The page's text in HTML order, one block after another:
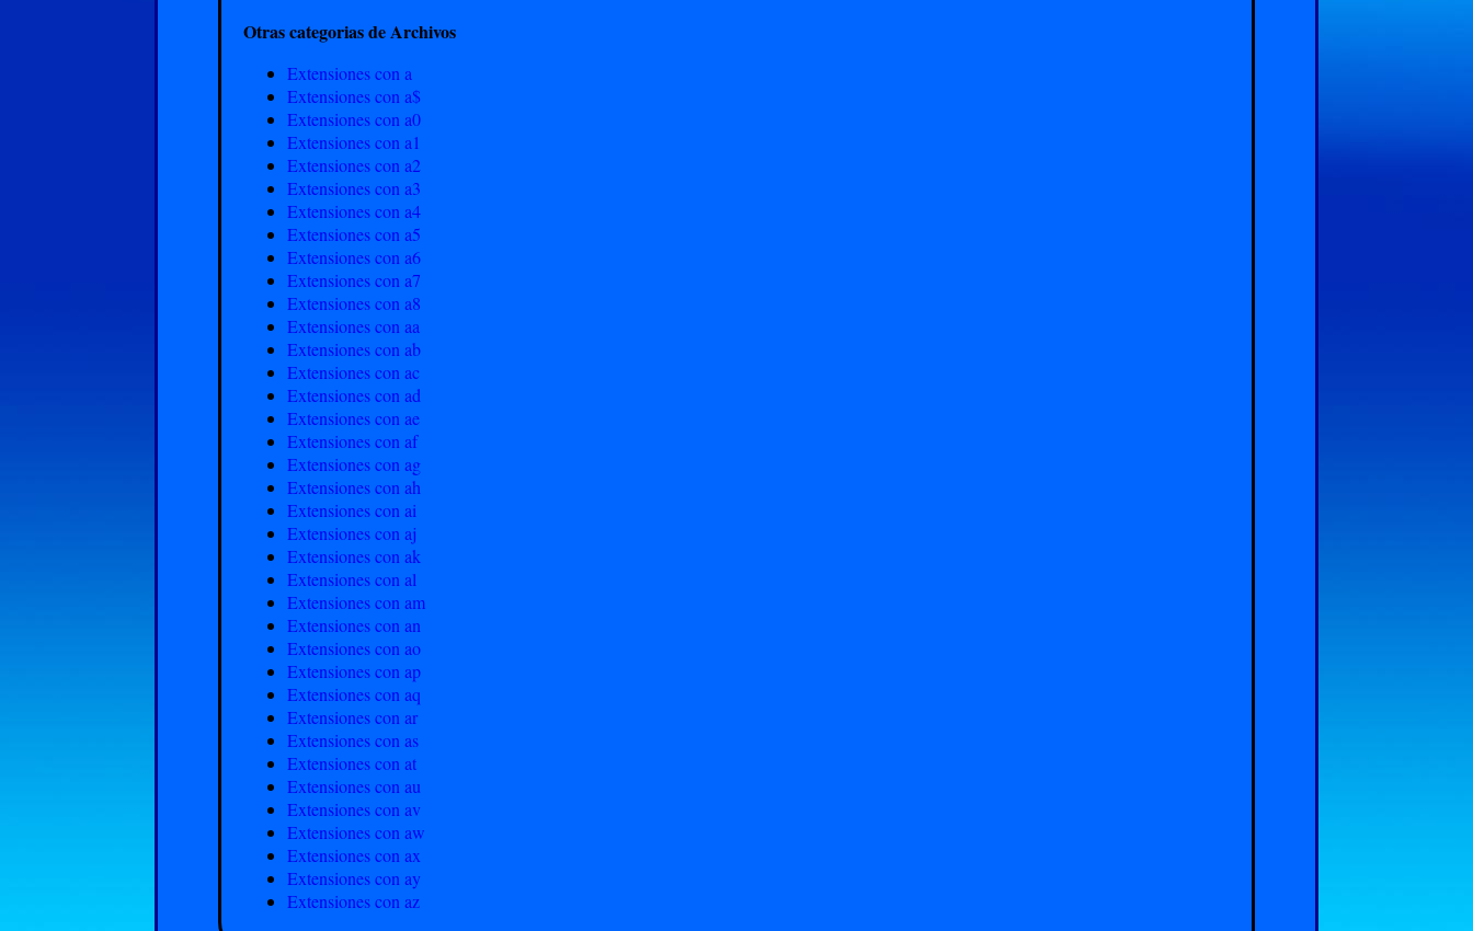
Otras categorias de Archivos
Extensiones con a
Extensiones con a$
Extensiones con a0
Extensiones con a1
Extensiones con a2
Extensiones con a3
Extensiones con a4
Extensiones con a5
Extensiones con a6
Extensiones con a7
Extensiones con a8
Extensiones con aa
Extensiones con ab
Extensiones con ac
Extensiones con ad
Extensiones con ae
Extensiones con af
Extensiones con ag
Extensiones con ah
Extensiones con ai
Extensiones con aj
Extensiones con ak
Extensiones con al
Extensiones con am
Extensiones con an
Extensiones con ao
Extensiones con ap
Extensiones con aq
Extensiones con ar
Extensiones con as
Extensiones con at
Extensiones con au
Extensiones con av
Extensiones con aw
Extensiones con ax
Extensiones con ay
Extensiones con az